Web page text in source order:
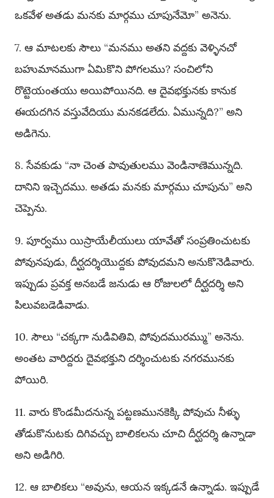
ఒకవేళ అతడు మనకు మార్గము చూపునేమో” అనెను.
7. ఆ మాటలకు సౌలు “మనము అతని వద్దకు వెళ్ళినచో
బహుమానముగా ఏమికొని పోగలము? సంచిలోని
రొట్టెయంతయు అయిపోయినది. ఆ దైవభక్తునకు కానుక
ఈయదగిన వస్తువేదియు మనకడలేదు. ఏమున్నది?” అని
అడిగెను.
8. సేవకుడు “నా చెంత పావుతులము వెండినాణెమున్నది.
దానిని ఇచ్చెదము. అతడు మనకు మార్గము చూపును” అని
చెప్పెను.
9. పూర్వము యిస్రాయేలీయులు యావేతో సంప్రతించుటకు
పోవునపుడు, దీర్ఘదర్శియొద్దకు పోవుదమని అనుకొనెడివారు.
ఇప్పుడు ప్రవక్త అనబడే జనుడు ఆ రోజులలో దీర్ఘదర్శి అని
పిలువబడెడివాడు.
10. సౌలు “చక్కగా నుడివితివి, పోవుదమురమ్ము” అనెను.
అంతట వారిద్దరు దైవభక్తుని దర్శించుటకు నగరమునకు
పోయిరి.
11. వారు కొండమీదనున్న పట్టణమునకెక్కి పోవుచు నీళ్ళు
తోడుకొనుటకు దిగివచ్చు బాలికలను చూచి దీర్ఘదర్శి ఉన్నాడా
అని అడిగిరి.
12. ఆ బాలికలు “అవును, ఆయన ఇక్కడనే ఉన్నాడు. ఇప్పుడే